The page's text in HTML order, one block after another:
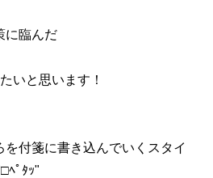
に臨んだ
いと思います！
を付箋に書き込んでいくスタイ
ﾍﾟﾀｯ"